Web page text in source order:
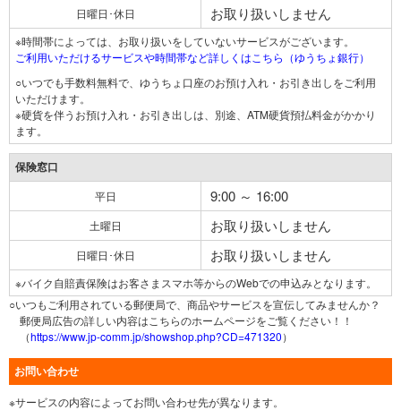
日曜日･休日 お取り扱いしません
※時間帯によっては、お取り扱いをしていないサービスがございます。
ご利用いただけるサービスや時間帯など詳しくはこちら（ゆうちょ銀行）
○いつでも手数料無料で、ゆうちょ口座のお預け入れ・お引き出しをご利用
いただけます。
※硬貨を伴うお預け入れ・お引き出しは、別途、ATM硬貨預払料金がかかり
ます。
保険窓口
平日 9:00 ～ 16:00
土曜日 お取り扱いしません
日曜日･休日 お取り扱いしません
※バイク自賠責保険はお客さまスマホ等からのWebでの申込みとなります。
○いつもご利用されている郵便局で、商品やサービスを宣伝してみませんか？
郵便局広告の詳しい内容はこちらのホームページをご覧ください！！
（https://www.jp-comm.jp/showshop.php?CD=471320）
お問い合わせ
※サービスの内容によってお問い合わせ先が異なります。